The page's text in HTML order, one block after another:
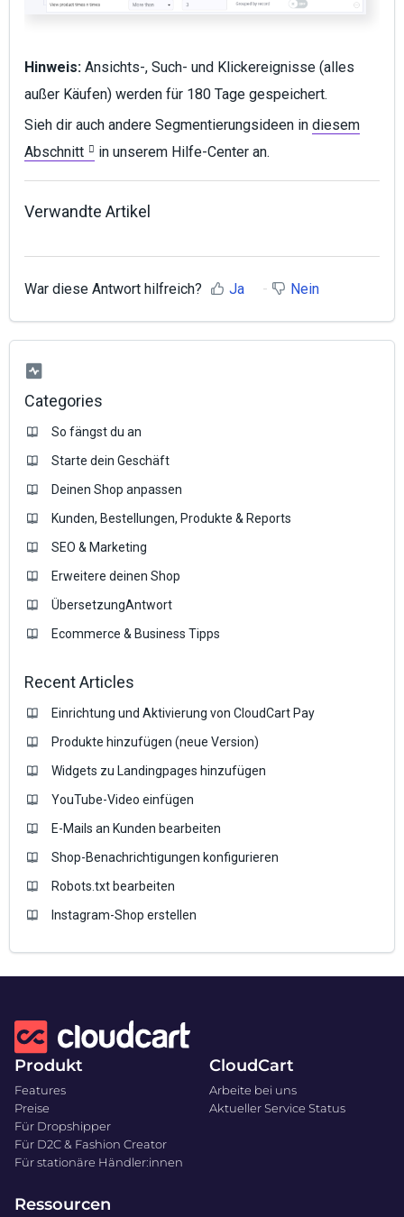
Hinweis: Ansichts-, Such- und Klickereignisse (alles
außer Käufen) werden für 180 Tage gespeichert.
Sieh dir auch andere Segmentierungsideen in diesem
Abschnitt
in unserem Hilfe-Center an.
Verwandte Artikel
War diese Antwort hilfreich? Ja Nein
Categories
So fängst du an
Starte dein Geschäft
Deinen Shop anpassen
Kunden, Bestellungen, Produkte & Reports
SEO & Marketing
Erweitere deinen Shop
ÜbersetzungAntwort
Ecommerce & Business Tipps
Recent Articles
Einrichtung und Aktivierung von CloudCart Pay
Produkte hinzufügen (neue Version)
Widgets zu Landingpages hinzufügen
YouTube-Video einfügen
E-Mails an Kunden bearbeiten
Shop-Benachrichtigungen konfigurieren
Robots.txt bearbeiten
Instagram-Shop erstellen
Produkt
Features
Preise
Für Dropshipper
Für D2C & Fashion Creator
Für stationäre Händler:innen
CloudCart
Arbeite bei uns
Aktueller Service Status
Ressourcen